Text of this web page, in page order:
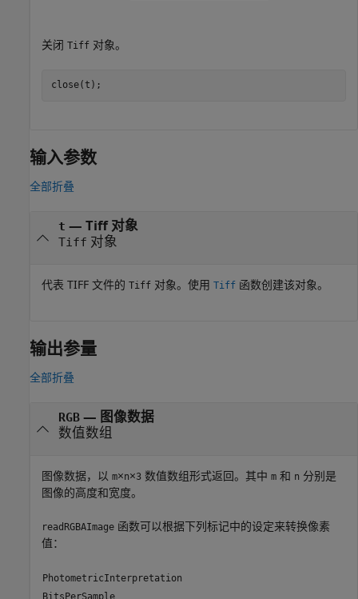
关闭 Tiff 对象。
close(t);
输入参数
全部折叠
t — Tiff 对象
Tiff 对象
代表 TIFF 文件的 Tiff 对象。使用 Tiff 函数创建该对象。
输出参量
全部折叠
RGB— 图像数据
数值数组
图像数据，以 m×n×3 数值数组形式返回。其中 m 和 n 分别是
图像的高度和宽度。
readRGBAImage 函数可以根据下列标记中的设定来转换像素
值：
PhotometricInterpretation
BitsPerSample